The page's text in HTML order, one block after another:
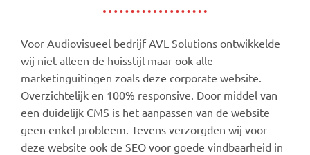
Voor Audiovisueel bedrijf AVL Solutions ontwikkelde
wij niet alleen de huisstijl maar ook alle
marketinguitingen zoals deze corporate website.
Overzichtelijk en 100% responsive. Door middel van
een duidelijk CMS is het aanpassen van de website
geen enkel probleem. Tevens verzorgden wij voor
deze website ook de SEO voor goede vindbaarheid in